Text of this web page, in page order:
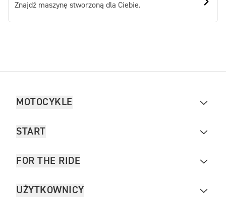
Znajdź maszynę stworzoną dla Ciebie.
MOTOCYKLE
START
FOR THE RIDE
UŻYTKOWNICY